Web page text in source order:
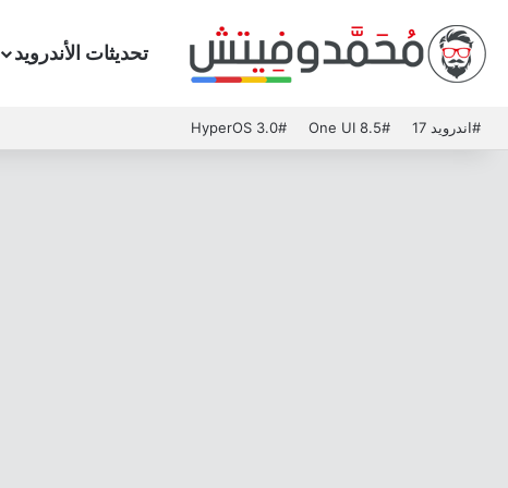
تحديثات الأندرويد
#اندرويد 17 #One UI 8.5
#HyperOS 3.0